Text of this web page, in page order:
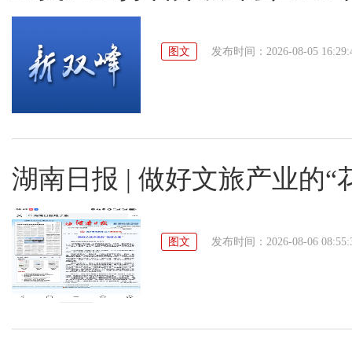
图文 发布时间：2026-08-05
湖南日报 | 做好文旅产业的“
图文 发布时间：2026-08-06